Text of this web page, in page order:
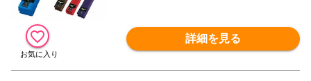
詳細を見る